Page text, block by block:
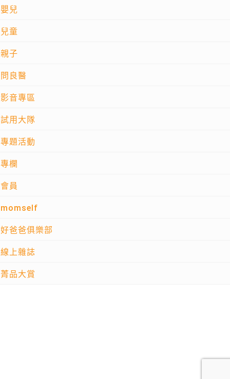
嬰兒
兒童
親子
問良醫
影音專區
試用大隊
專題活動
專欄
會員
momself
好爸爸俱樂部
線上雜誌
菁品大賞